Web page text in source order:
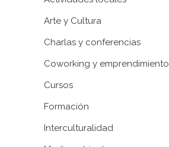
Arte y Cultura
Charlas y conferencias
Coworking y emprendimiento
Cursos
Formación
Interculturalidad